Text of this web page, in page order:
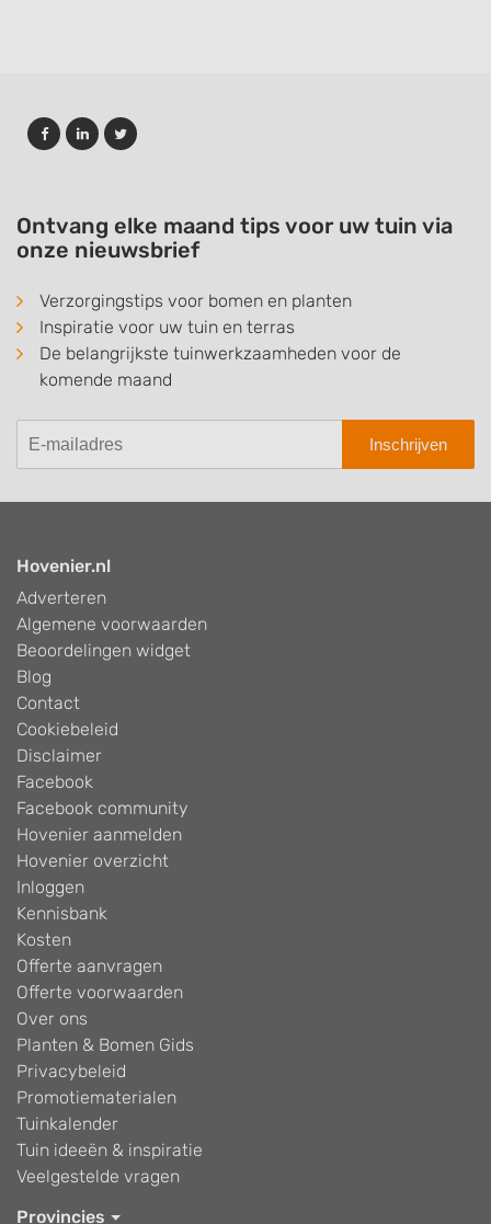
Ontvang elke maand tips voor uw tuin via
onze nieuwsbrief
Verzorgingstips voor bomen en planten
Inspiratie voor uw tuin en terras
De belangrijkste tuinwerkzaamheden voor de
komende maand
Inschrijven
Hovenier.nl
Adverteren
Algemene voorwaarden
Beoordelingen widget
Blog
Contact
Cookiebeleid
Disclaimer
Facebook
Facebook community
Hovenier aanmelden
Hovenier overzicht
Inloggen
Kennisbank
Kosten
Offerte aanvragen
Offerte voorwaarden
Over ons
Planten & Bomen Gids
Privacybeleid
Promotiematerialen
Tuinkalender
Tuin ideeën & inspiratie
Veelgestelde vragen
Provincies